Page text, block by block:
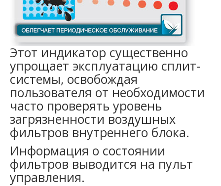
Этот индикатор существенно
упрощает эксплуатацию сплит-
системы, освобождая
пользователя от необходимости
часто проверять уровень
загрязненности воздушных
фильтров внутреннего блока.
Информация о состоянии
фильтров выводится на пульт
управления.